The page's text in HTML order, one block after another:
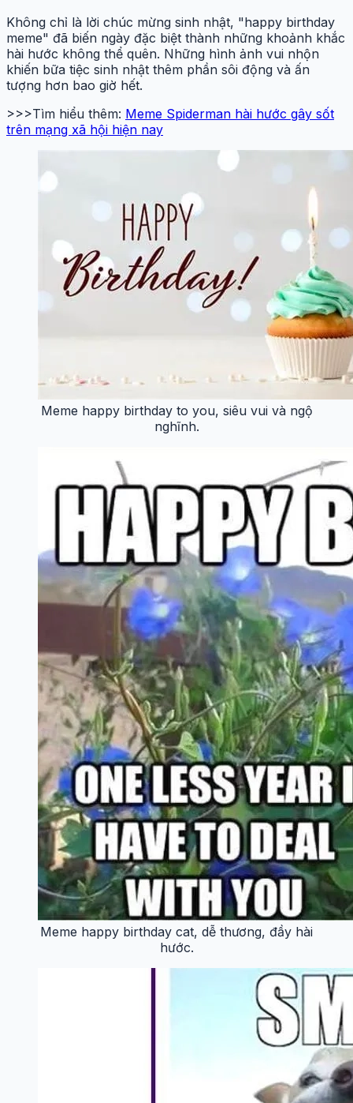
Không chỉ là lời chúc mừng sinh nhật, "happy birthday
meme" đã biến ngày đặc biệt thành những khoảnh khắc
hài hước không thể quên. Những hình ảnh vui nhộn
khiến bữa tiệc sinh nhật thêm phần sôi động và ấn
tượng hơn bao giờ hết.
>>>Tìm hiểu thêm: Meme Spiderman hài hước gây sốt
trên mạng xã hội hiện nay
Meme happy birthday to you, siêu vui và ngộ
nghĩnh.
Meme happy birthday cat, dễ thương, đầy hài
hước.